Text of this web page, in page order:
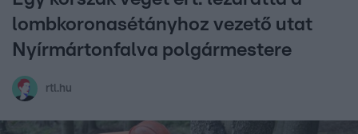
lombkoronasétányhoz vezető utat
Nyírmártonfalva polgármestere
rtl.hu